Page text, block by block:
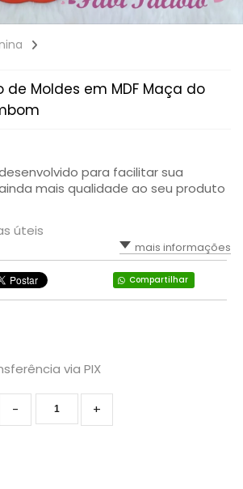
de Moldes em MDF Maça do
para facilitar sua
mais qualidade ao seu produto
úteis
mais informações
Compartilhar
via PIX
+
-